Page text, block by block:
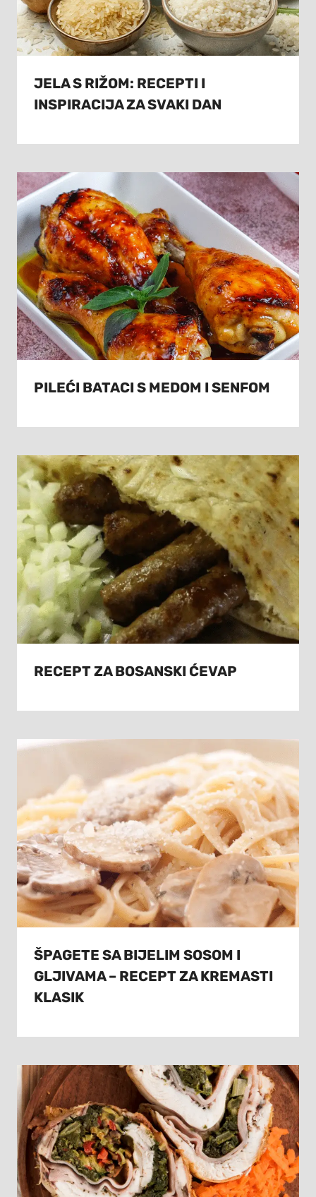
JELA S RIŽOM: RECEPTI I
INSPIRACIJA ZA SVAKI DAN
PILEĆI BATACI S MEDOM I SENFOM
RECEPT ZA BOSANSKI ĆEVAP
ŠPAGETE SA BIJELIM SOSOM I
GLJIVAMA – RECEPT ZA KREMASTI
KLASIK